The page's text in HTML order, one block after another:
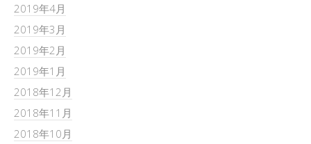
2019年4月
2019年3月
2019年2月
2019年1月
2018年12月
2018年11月
2018年10月